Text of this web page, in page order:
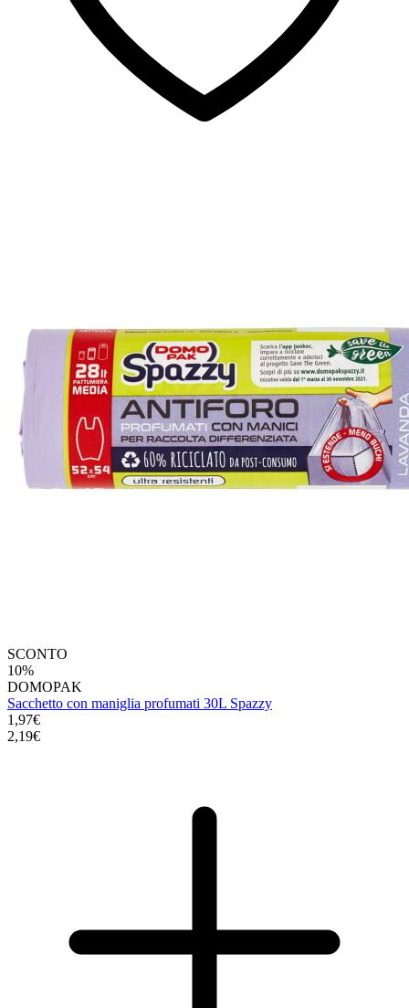
SCONTO
10%
DOMOPAK
Sacchetto con maniglia profumati 30L Spazzy
1,97€
2,19€